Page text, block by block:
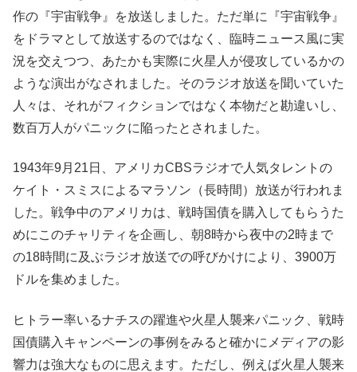
作の『宇宙戦争』を放送しました。ただ単に『宇宙戦争』
をドラマとして放送するのではなく、臨時ニュース風に実
況を交えつつ、あたかも実際に火星人が侵攻しているかの
ような演出がなされました。そのラジオ放送を聞いていた
人々は、それがフィクションではなく本物だと勘違いし、
数百万人がパニックに陥ったとされました。
1943年9月21日、アメリカCBSラジオで人気タレントの
ケイト・スミスによるマラソン（長時間）放送が行われま
した。戦争中のアメリカは、戦時国債を購入してもらうた
めにこのチャリティを企画し、朝8時から夜中の2時まで
の18時間に及ぶラジオ放送での呼びかけにより、3900万
ドルを集めました。
ヒトラー率いるナチスの躍進や火星人襲来パニック、戦時
国債購入キャンペーンの事例をみると確かにメディアの影
響力は強大なものに思えます。ただし、例えば火星人襲来